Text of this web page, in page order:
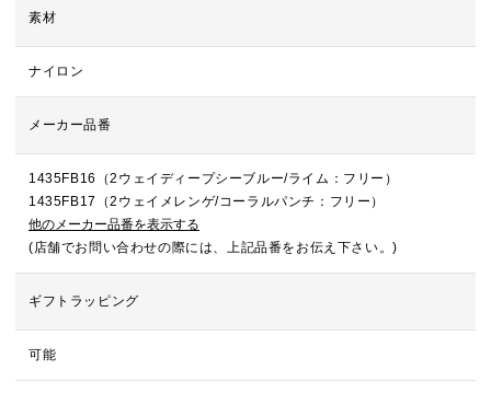
素材
ナイロン
メーカー品番
1435FB16（2ウェイディープシーブルー/ライム：フリー）
1435FB17（2ウェイメレンゲ/コーラルパンチ：フリー）
他のメーカー品番を表示する
(店舗でお問い合わせの際には、上記品番をお伝え下さい。)
ギフトラッピング
可能